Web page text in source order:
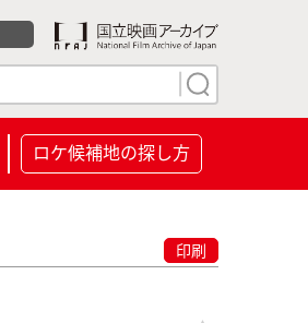
ロケ候補地の探し方
印刷